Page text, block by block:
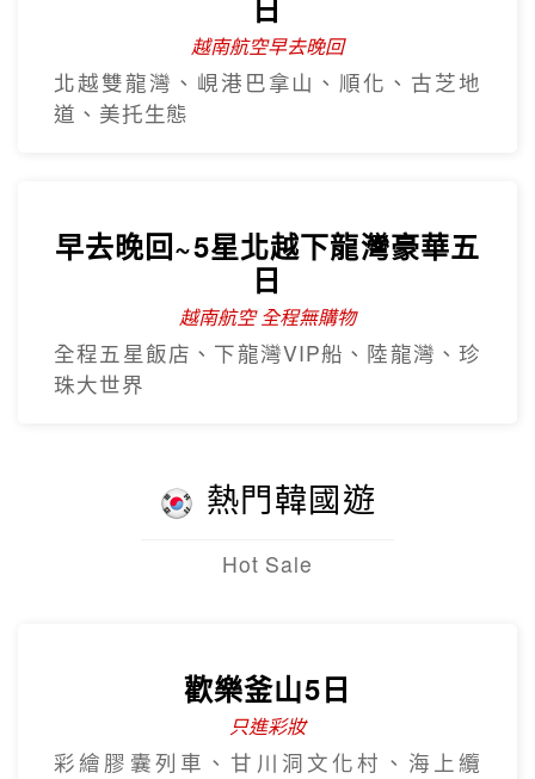
日
越南航空早去晚回
北越雙龍灣、峴港巴拿山、順化、古芝地
道、美托生態
早去晚回~5星北越下龍灣豪華五
日
越南航空 全程無購物
全程五星飯店、下龍灣VIP船、陸龍灣、珍
珠大世界
熱門韓國遊
Hot Sale
歡樂釜山5日
只進彩妝
彩繪膠囊列車、甘川洞文化村、海上纜